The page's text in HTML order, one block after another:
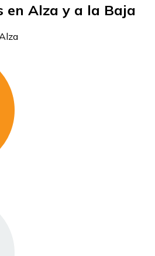
en Alza y a la Baja